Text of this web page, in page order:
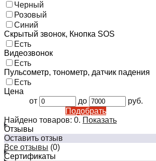
Черный
Розовый
Синий
Скрытый звонок, Кнопка SOS
Есть
Видеозвонок
Есть
Пульсометр, тонометр, датчик падения
Есть
Цена
от
до
руб.
Подобрать
Найдено товаров: 0. Показать
Отзывы
Оставить отзыв
Все отзывы (0)
Сертификаты